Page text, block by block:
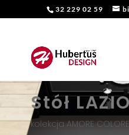
32 229 02 59
Stół LAZIO
kolekcja AMORE COLORE